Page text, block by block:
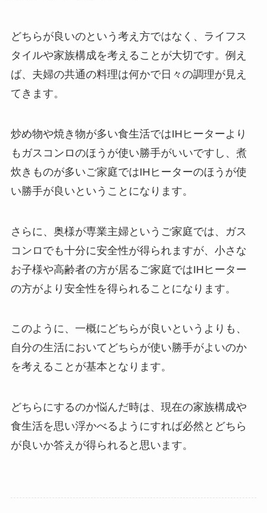
どちらが良いのという考え方ではなく、ライフス
タイルや家族構成を考えることが大切です。例え
ば、夫婦の共通の料理は何かで日々の調理が見え
てきます。
炒め物や焼き物が多い食生活ではIHヒーターより
もガスコンロのほうが使い勝手がいいですし、煮
炊きものが多いご家庭ではIHヒーターのほうが使
い勝手が良いということになります。
さらに、奥様が専業主婦というご家庭では、ガス
コンロでも十分に安全性が得られますが、小さな
お子様や高齢者の方が居るご家庭ではIHヒーター
の方がより安全性を得られることになります。
このように、一概にどちらが良いというよりも、
自分の生活においてどちらが使い勝手がよいのか
を考えることが基本となります。
どちらにするのか悩んだ時は、現在の家族構成や
食生活を思い浮かべるようにすれば必然とどちら
が良いか答えが得られると思います。